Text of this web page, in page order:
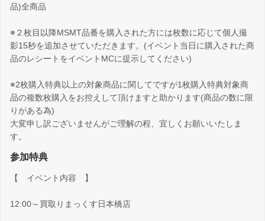
品)全商品
※２枚目以降MSMT品番を購入された方には枚数に応じて個人撮
影15秒を追加させていただきます。(イベント当日に購入された商
品のレシートをイベントMCに提示してください)
※2枚購入特典以上の対象商品に関してですが1枚購入特典対象商
品の複数枚購入をお控えして頂けますと助かります(商品の数に限
りがある為)
大変申し訳ございませんがご理解の程、宜しくお願いいたしま
す。
参加特典
【 イベント内容 】
12:00～買取りまっくす日本橋店